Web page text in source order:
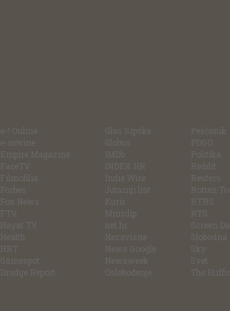
e-! Online
e-novine
Empire Magazine
FaceTV
Filmofilia
Forbes
Fox News
FTV
Hayat TV
Health
HRT
Gamespot
Drudge Report
Glas Srpske
Globus
IMDb
INDEX.HR
Indie Wire
Jutarnji list
Kurir
Miniclip
net.hr
Nezavisne
News Google
Newsweek
Oslobođenje
Pešćanik
POGO
Politika
Reddit
Reuters
Rotten
RTRS
RTS
Screen
Slobodna
Sky
Svet
The